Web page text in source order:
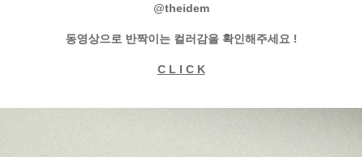
@theidem
동영상으로 반짝이는 컬러감을 확인해주세요 !
C L I C K